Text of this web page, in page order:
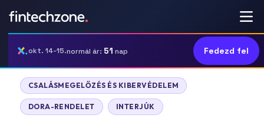
okt. 14-15.normál ár: 51 nap Fedezd fel
CSALÁSMEGELŐZÉS ÉS KIBERVÉDELEM
DORA-RENDELET INTERJÚK